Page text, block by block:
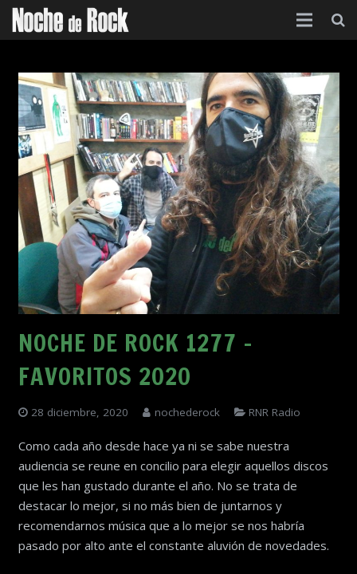
Categorías
Agenda
Foro
Contacto
Acerca de
NOCHE DE ROCK 1277 –
FAVORITOS 2020
28 diciembre, 2020 nochederock RNR Radio
Como cada año desde hace ya ni se sabe nuestra
audiencia se reune en concilio para elegir aquellos discos
que les han gustado durante el año. No se trata de
destacar lo mejor, si no más bien de juntarnos y
recomendarnos música que a lo mejor se nos habría
pasado por alto ante el constante aluvión de novedades.